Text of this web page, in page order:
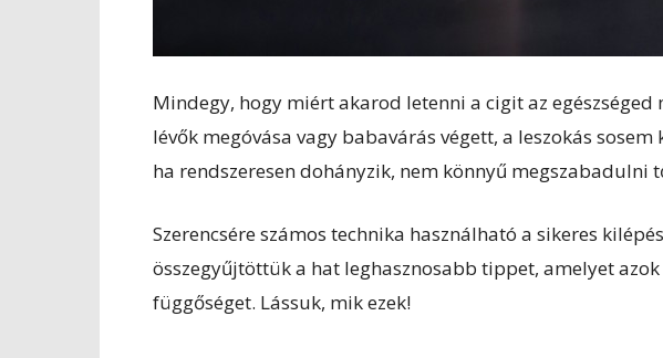
Mindegy, hogy miért akarod letenni a cigit az
lévők megóvása vagy babavárás végett, a leszokás
ha rendszeresen dohányzik, nem könnyű megszabadulni
Szerencsére számos technika használható a sikeres
összegyűjtöttük a hat leghasznosabb tippet, amelyet
függőséget. Lássuk, mik ezek!